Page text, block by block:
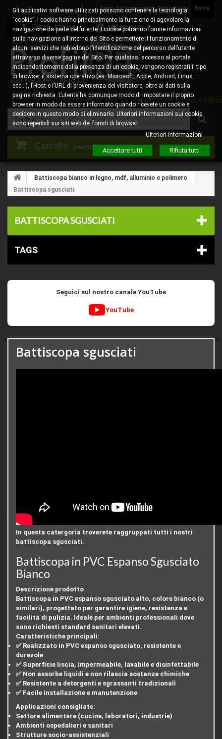
Entra
Contattaci
Costi del trasporto
0522 - 578310 345.8829473
Carrello (vuoto)
giorno utile per la spedizione degli ordini
Battiscopa bianco in legno, mdf, alluminio e polimero
Battiscopa sgusciati
BATTISCOPA SGUSCIATI
TAGS
Seguici sul nostro canale YouTube
YouTube
Battiscopa sgusciati
In questa catergoria troverete raggruppati tutti i nostri
battiscopa sgusciati.
Battiscopa in PVC Espanso Sgusciato
Bianco
Descrizione prodotto
Battiscopa in PVC espanso sgusciato alto, colore bianco (o
similari), progettato per garantire igiene, resistenza e
facilità di pulizia. Ideale per ambienti professionali dove
sono richiesti standard sanitari elevati.
Caratteristiche principali:
✅ Realizzato in PVC espanso sgusciato, resistente e
durevole
✅ Superficie liscia, impermeabile, lavabile e disinfettabile
✅ Non assorbe liquidi e non rilascia sostanze chimiche
✅ Resistente a detergenti e sgrassanti tradizionali
✅ Facile installazione e manutenzione
Applicazioni consigliate:
Settore alimentare (cucine, laboratori, industrie)
Ambienti ospedalieri e sanitari
Strutture socio-assistenziali
Gli applicativi software utilizzati possono contenere la tecnologia
“cookie”. I cookie hanno principalmente la funzione di agevolare la
navigazione da parte dell’utente. I cookie potranno fornire informazioni
sulla navigazione all’interno del Sito e permettere il funzionamento di
alcuni servizi che richiedono l’identificazione del percorso dell’utente
attraverso diverse pagine del Sito. Per qualsiasi accesso al portale
indipendentemente dalla presenza di un cookie, vengono registrati il tipo
di browser il sistema operativo (es. Microsoft, Apple, Android, Linux,
ecc…), l’Host e l’URL di provenienza del visitatore, oltre ai dati sulla
pagina richiesta. L’utente ha comunque modo di impostare il proprio
browser in modo da essere informato quando ricevete un cookie e
decidere in questo modo di eliminarlo. Ulteriori informazioni sui cookie
sono reperibili sui siti web dei forniti di browser.
Ulteriori informazioni
Accettare tutti Rifiuta tutti